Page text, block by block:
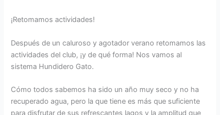
¡Retomamos actividades!
Después de un caluroso y agotador verano retomamos las
actividades del club, ¡y de qué forma! Nos vamos al
sistema Hundidero Gato.
Cómo todos sabemos ha sido un año muy seco y no ha
recuperado agua, pero la que tiene es más que suficiente
para disfrutar de sus refrescantes lagos y la amplitud que